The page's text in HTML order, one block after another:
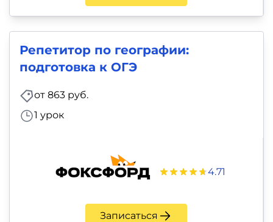
Репетитор по географии:
подготовка к ОГЭ
от 863 руб.
1 урок
4.71
Записаться